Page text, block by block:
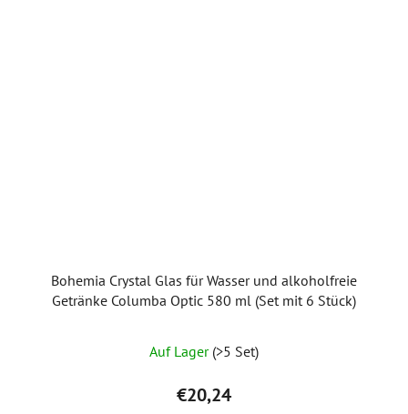
Bohemia Crystal Glas für Wasser und alkoholfreie
Getränke Columba Optic 580 ml (Set mit 6 Stück)
Auf Lager (>5 Set)
€20,24